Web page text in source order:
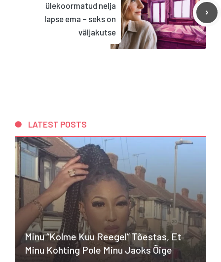
ülekoormatud nelja
lapse ema – seks on
väljakutse
LATEST POSTS
Minu “kolme Kuu Reegel” Tõestas, Et
Minu Kohting Pole Minu Jaoks Õige